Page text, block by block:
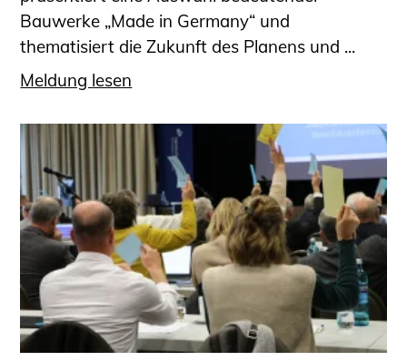
Bauwerke „Made in Germany“ und
thematisiert die Zukunft des Planens und ...
Meldung lesen